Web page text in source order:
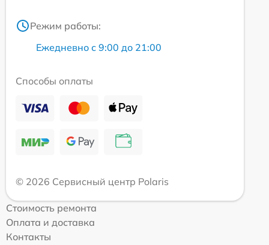
Режим работы:
Ежедневно с 9:00 до 21:00
Способы оплаты
© 2026 Сервисный центр Polaris
Стоимость ремонта
Оплата и доставка
Контакты